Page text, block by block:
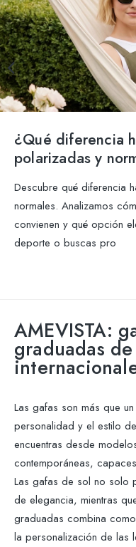
¿Qué diferencia
polarizadas y
Descubre qué diferencia
normales. Analizamos
convienen y qué opción
deporte o buscas pro
AMEVISTA:
graduadas
Las gafas son más que
personalidad y el estilo
encuentras desde
contemporáneas,
Las gafas de sol no solo
de elegancia, mientras
graduadas combina
la personalización de las